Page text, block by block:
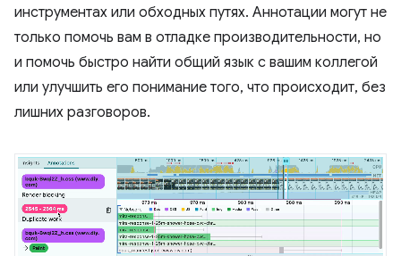
инструментах или обходных путях. Аннотации могут не
только помочь вам в отладке производительности, но
и помочь быстро найти общий язык с вашим коллегой
или улучшить его понимание того, что происходит, без
лишних разговоров.